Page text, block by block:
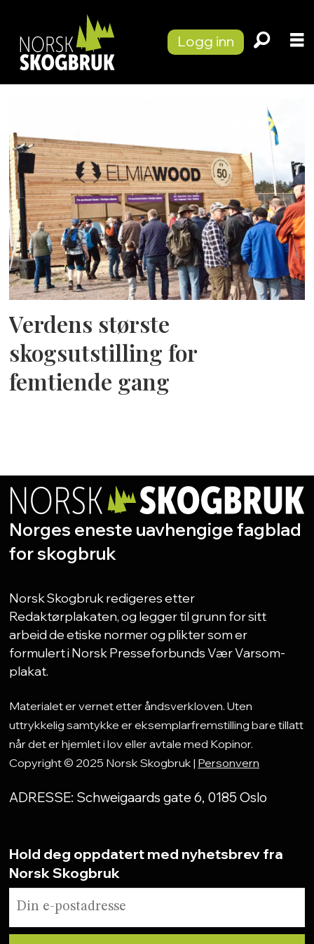
Logg inn
elmia
wood
2025
Verdens største
skogsutstilling for
femtiende gang
Norges eneste uavhengige fagblad
for skogbruk
Norsk Skogbruk redigeres etter
Redaktørplakaten, og legger til grunn for sitt
arbeid de etiske normer og plikter som er
formulert i Norsk Presseforbunds Vær Varsom-
plakat.
Materialet er vernet etter åndsverkloven. Uten
uttrykkelig samtykke er eksemplarfremstilling bare tillatt
når det er hjemlet i lov eller avtale med Kopinor.
Copyright © 2025 Norsk Skogbruk | Personvern
ADRESSE: Schweigaards gate 6, 0185 Oslo
Hold deg oppdatert med nyhetsbrev fra
Norsk Skogbruk